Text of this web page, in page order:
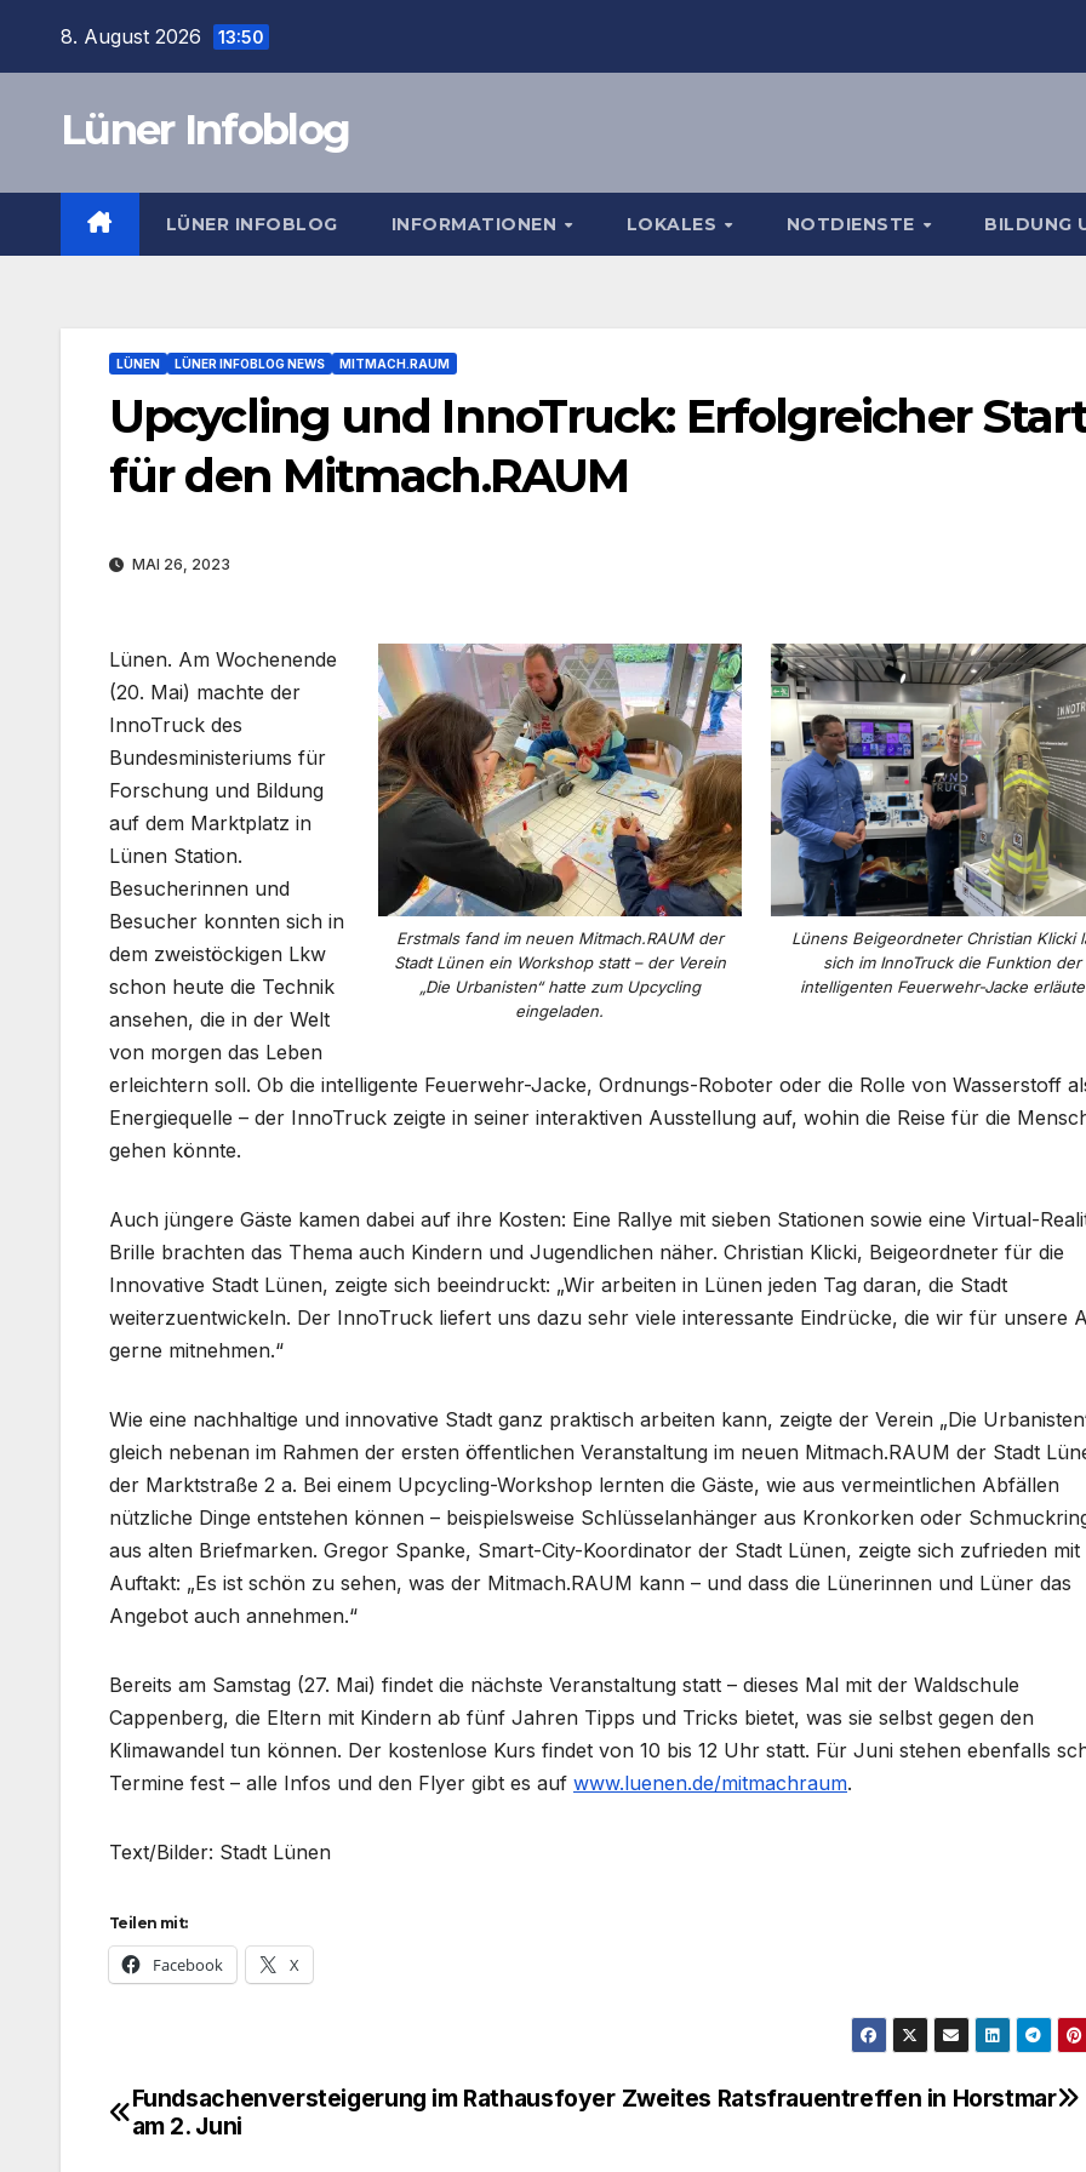
8. August 2026 13:50
Lüner Infoblog
LÜNER INFOBLOG INFORMATIONEN LOKALES NOTDIENSTE BILDUNG
LÜNEN LÜNER INFOBLOG NEWS MITMACH.RAUM
Upcycling und InnoTruck: Erfolgreicher
für den Mitmach.RAUM
MAI 26, 2023
Lünens Beigeordneter Christian Klicki
sich im InnoTruck die Funktion der
intelligenten Feuerwehr-Jacke
Erstmals fand im neuen Mitmach.RAUM der
Stadt Lünen ein Workshop statt – der Verein
„Die Urbanisten“ hatte zum Upcycling
eingeladen.
Lünen. Am Wochenende
(20. Mai) machte der
InnoTruck des
Bundesministeriums für
Forschung und Bildung
auf dem Marktplatz in
Lünen Station.
Besucherinnen und
Besucher konnten sich in
dem zweistöckigen Lkw
schon heute die Technik
ansehen, die in der Welt
von morgen das Leben
erleichtern soll. Ob die intelligente Feuerwehr-Jacke, Ordnungs-Roboter oder die Rolle von Wasserstoff
Energiequelle – der InnoTruck zeigte in seiner interaktiven Ausstellung auf, wohin die Reise für die
gehen könnte.
Auch jüngere Gäste kamen dabei auf ihre Kosten: Eine Rallye mit sieben Stationen sowie eine Virtual-
Brille brachten das Thema auch Kindern und Jugendlichen näher. Christian Klicki, Beigeordneter für die
Innovative Stadt Lünen, zeigte sich beeindruckt: „Wir arbeiten in Lünen jeden Tag daran, die Stadt
weiterzuentwickeln. Der InnoTruck liefert uns dazu sehr viele interessante Eindrücke, die wir für unsere
gerne mitnehmen.“
Wie eine nachhaltige und innovative Stadt ganz praktisch arbeiten kann, zeigte der Verein „Die
gleich nebenan im Rahmen der ersten öffentlichen Veranstaltung im neuen Mitmach.RAUM der Stadt
der Marktstraße 2 a. Bei einem Upcycling-Workshop lernten die Gäste, wie aus vermeintlichen Abfällen
nützliche Dinge entstehen können – beispielsweise Schlüsselanhänger aus Kronkorken oder
aus alten Briefmarken. Gregor Spanke, Smart-City-Koordinator der Stadt Lünen, zeigte sich zufrieden mit
Auftakt: „Es ist schön zu sehen, was der Mitmach.RAUM kann – und dass die Lünerinnen und Lüner das
Angebot auch annehmen.“
Bereits am Samstag (27. Mai) findet die nächste Veranstaltung statt – dieses Mal mit der Waldschule
Cappenberg, die Eltern mit Kindern ab fünf Jahren Tipps und Tricks bietet, was sie selbst gegen den
Klimawandel tun können. Der kostenlose Kurs findet von 10 bis 12 Uhr statt. Für Juni stehen ebenfalls
Termine fest – alle Infos und den Flyer gibt es auf www.luenen.de/mitmachraum.
Text/Bilder: Stadt Lünen
Teilen mit:
Facebook X
Beitragsnavigation Zweites Ratsfrauentreffen in Horstmar
Fundsachenversteigerung im Rathausfoyer
am 2. Juni